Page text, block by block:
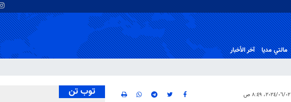
مالتي مدیا آخر الأخبار
٠٢‏/٠٦‏/٢٠٢٤، ٨:٤٩ ص توب تن